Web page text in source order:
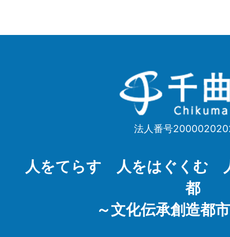
千
曲
Chikuma
法人番号
人をてらす 人をはぐくむ
都
～文化伝承創造都